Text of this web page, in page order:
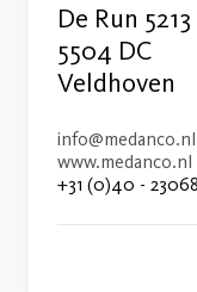
De Run 5213
5504 DC
Veldhoven
info@medanco.nl
www.medanco.nl
+31 (0)40 -